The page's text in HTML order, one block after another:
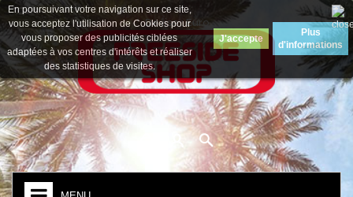
Devise : Euro
En poursuivant votre navigation sur ce site,
vous acceptez l'utilisation de Cookies pour
vous proposer des publicités ciblées
adaptées à vos centres d'intérêts et réaliser
des statistiques de visites.
J'accepte
Plus
d'informations